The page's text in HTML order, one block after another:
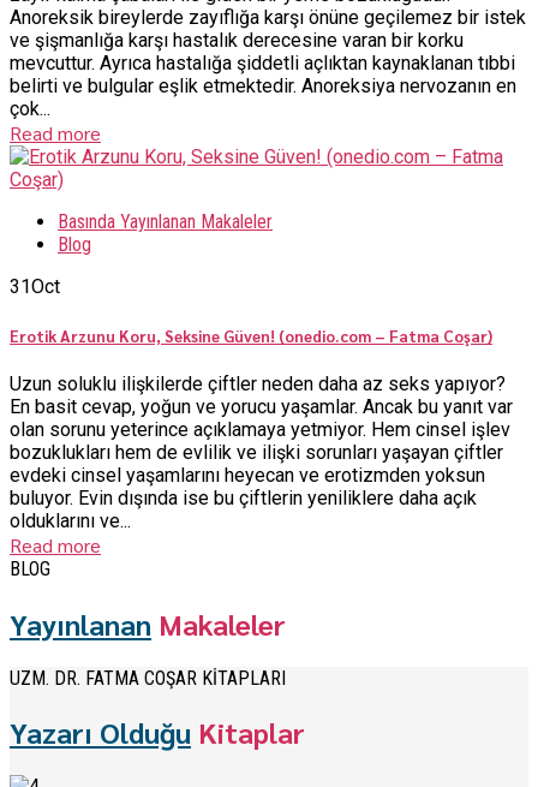
Anoreksik bireylerde zayıflığa karşı önüne geçilemez bir istek
ve şişmanlığa karşı hastalık derecesine varan bir korku
mevcuttur. Ayrıca hastalığa şiddetli açlıktan kaynaklanan tıbbi
belirti ve bulgular eşlik etmektedir. Anoreksiya nervozanın en
çok...
Read more
Basında Yayınlanan Makaleler
Blog
31Oct
Erotik Arzunu Koru, Seksine Güven! (onedio.com – Fatma Coşar)
Uzun soluklu ilişkilerde çiftler neden daha az seks yapıyor?
En basit cevap, yoğun ve yorucu yaşamlar. Ancak bu yanıt var
olan sorunu yeterince açıklamaya yetmiyor. Hem cinsel işlev
bozuklukları hem de evlilik ve ilişki sorunları yaşayan çiftler
evdeki cinsel yaşamlarını heyecan ve erotizmden yoksun
buluyor. Evin dışında ise bu çiftlerin yeniliklere daha açık
olduklarını ve...
Read more
BLOG
Yayınlanan Makaleler
UZM. DR. FATMA COŞAR KİTAPLARI
Yazarı Olduğu Kitaplar